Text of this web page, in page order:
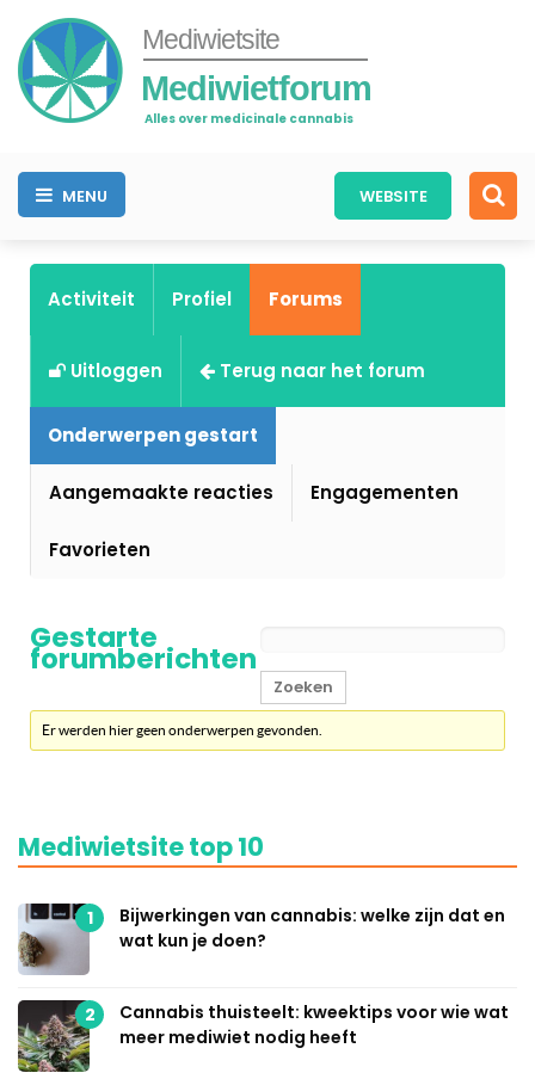
Mediwietsite
Mediwietforum
Alles over medicinale cannabis
MENU WEBSITE
Activiteit Profiel Forums
Uitloggen Terug naar het forum
Onderwerpen gestart
Aangemaakte reacties Engagementen
Favorieten
Gestarte
forumberichten
Er werden hier geen onderwerpen gevonden.
Mediwietsite top 10
1
Bijwerkingen van cannabis: welke zijn dat en
wat kun je doen?
2
Cannabis thuisteelt: kweektips voor wie wat
meer mediwiet nodig heeft